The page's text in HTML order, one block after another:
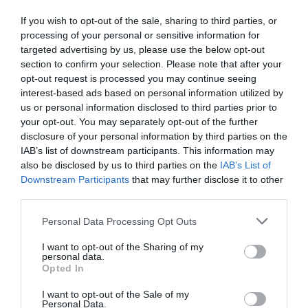
If you wish to opt-out of the sale, sharing to third parties, or
processing of your personal or sensitive information for
targeted advertising by us, please use the below opt-out
section to confirm your selection. Please note that after your
opt-out request is processed you may continue seeing
interest-based ads based on personal information utilized by
us or personal information disclosed to third parties prior to
your opt-out. You may separately opt-out of the further
disclosure of your personal information by third parties on the
IAB’s list of downstream participants. This information may
also be disclosed by us to third parties on the IAB’s List of
Downstream Participants that may further disclose it to other
Personal Data Processing Opt Outs
I want to opt-out of the Sharing of my
personal data.
Opted In
I want to opt-out of the Sale of my
Personal Data.
rentas anuales del trabajo iguales o inferiores a 7.000
euros. En estos casos, la afiliación puede realizarse desde
4,75 euros.
Desde el sindicato queremos recalcar que el
acompañamiento no se limita únicamente a la
regularización extraordinaria, sino que pueden acercarse al
sindicato tambien para realizar consultas sobre problemas
laborales, situaciones de abuso, etc.
Qué requisitos deben cumplirse
procedimientos según la situación administrativa de cada
persona.
internacional antes del 1 de enero de 2026 mediante el